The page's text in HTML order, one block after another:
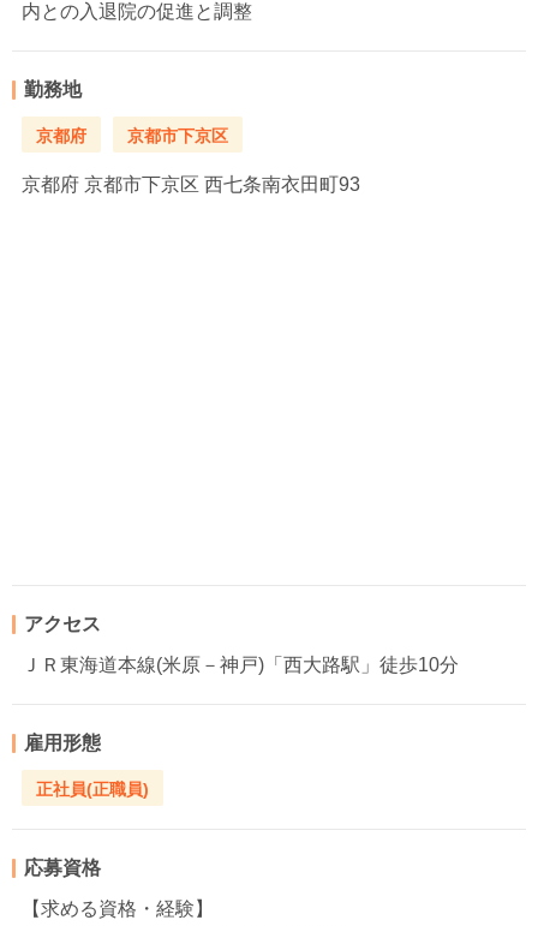
内との入退院の促進と調整
勤務地
京都府 京都市下京区
京都府 京都市下京区 西七条南衣田町93
アクセス
ＪＲ東海道本線(米原－神戸)「西大路駅」徒歩10分
雇用形態
正社員(正職員)
応募資格
【求める資格・経験】